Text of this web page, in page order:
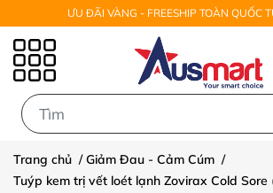
ƯU ĐÃI VÀNG - FREESHIP TOÀN QUỐC
Trang chủ /Giảm Đau - Cảm Cúm /
Tuýp kem trị vết loét lạnh Zovirax Cold Sore